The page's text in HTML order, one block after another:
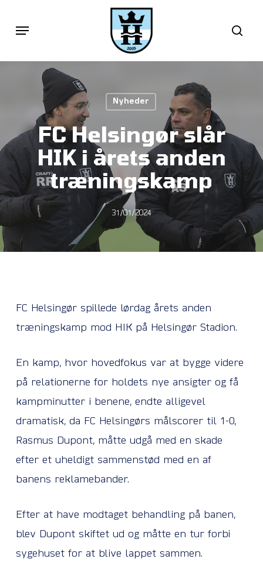
Menu
Nyheder
FC Helsingør slår
HIK i årets anden
træningskamp
31/01/2024
FC Helsingør spillede lørdag årets anden
træningskamp mod HIK på Helsingør Stadion.
En kamp, hvor hovedfokus var at bygge videre
på relationerne for holdets nye ansigter og få
kampminutter i benene, endte alligevel
dramatisk, da FC Helsingørs målscorer til 1-0,
Rasmus Dupont, måtte udgå med en skade
efter et uheldigt sammenstød med en af
banens reklamebander.
Efter at have modtaget behandling på banen,
blev Dupont skiftet ud og måtte en tur forbi
sygehuset for at blive lappet sammen.